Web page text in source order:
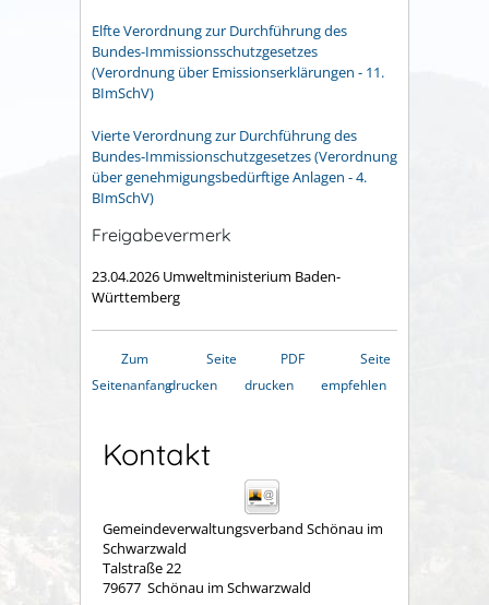
Elfte Verordnung zur Durchführung des
Bundes-Immissionsschutzgesetzes
(Verordnung über Emissionserklärungen - 11.
BImSchV)
Vierte Verordnung zur Durchführung des
Bundes-Immissionschutzgesetzes (Verordnung
über genehmigungsbedürftige Anlagen - 4.
BImSchV)
Freigabevermerk
23.04.2026 Umweltministerium Baden-
Württemberg
Zum
Seitenanfang
Seite
drucken
PDF
drucken
Seite
empfehlen
Kontakt
Gemeindeverwaltungsverband Schönau im
Schwarzwald
Talstraße 22
79677 Schönau im Schwarzwald